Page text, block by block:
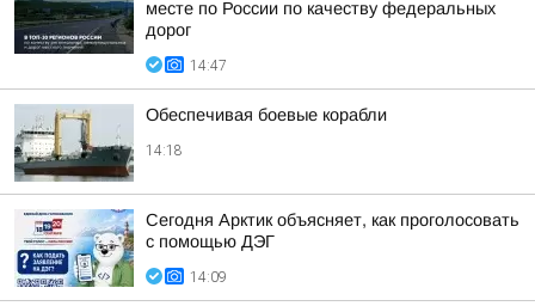
месте по России по качеству федеральных
дорог
14:47
Обеспечивая боевые корабли
14:18
Сегодня Арктик объясняет, как проголосовать
с помощью ДЭГ
14:09